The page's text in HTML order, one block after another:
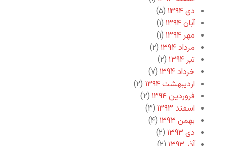
دی ۱۳۹۴
(۵)
آبان ۱۳۹۴
(۱)
مهر ۱۳۹۴
(۱)
مرداد ۱۳۹۴
(۲)
تیر ۱۳۹۴
(۲)
خرداد ۱۳۹۴
(۷)
اردیبهشت ۱۳۹۴
(۲)
فروردین ۱۳۹۴
(۲)
اسفند ۱۳۹۳
(۳)
بهمن ۱۳۹۳
(۴)
دی ۱۳۹۳
(۲)